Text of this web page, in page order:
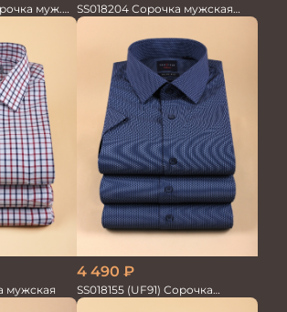
муж.
SS018204 Сорочка мужская
GROSTYLE PRIME
мужская
4 490 ₽
SS018155 (UF91) Сорочка
мужская GROSTYLE TRENDY